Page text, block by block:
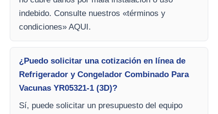
indebido. Consulte nuestros «términos y
condiciones» AQUI.
¿Puedo solicitar una cotización en línea de
Refrigerador y Congelador Combinado Para
Vacunas YR05321-1 (3D)?
Sí, puede solicitar un presupuesto del equipo